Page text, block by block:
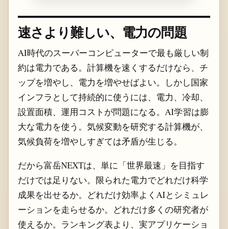
速さより難しい、電力の問題
AI時代のスーパーコンピューターで最も厳しい制
約は電力である。計算機を速くするだけなら、チ
ップを増やし、電力を増やせばよい。しかし国家
インフラとして持続的に使うには、電力、冷却、
設置面積、運用コストが問題になる。AI学習は膨
大な電力を使う。気候変動を研究する計算機が、
気候負荷を増やしすぎては矛盾が生じる。
だから富岳NEXTは、単に「世界最速」を目指す
だけでは足りない。限られた電力でどれだけ科学
成果を出せるか。どれだけ効率よくAIとシミュレ
ーションを走らせるか。どれだけ多くの研究者が
使えるか。ランキング表より、実アプリケーショ